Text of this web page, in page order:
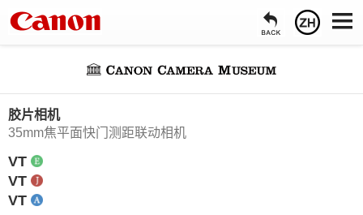
胶片相机
35mm焦平面快门测距联动相机
VT
VT
VT